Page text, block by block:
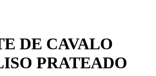
DE CAVALO
PRATEADO